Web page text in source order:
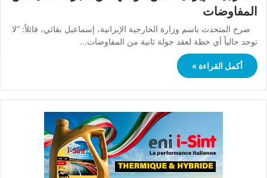
المفاوضات
صرح المتحدث باسم وزارة الخارجية الإيرانية، إسماعيل بقائي، قائلاً: “لا
توجد حالياً أي خطة لعقد جولة ثانية من المفاوضات…
أكمل القراءة »